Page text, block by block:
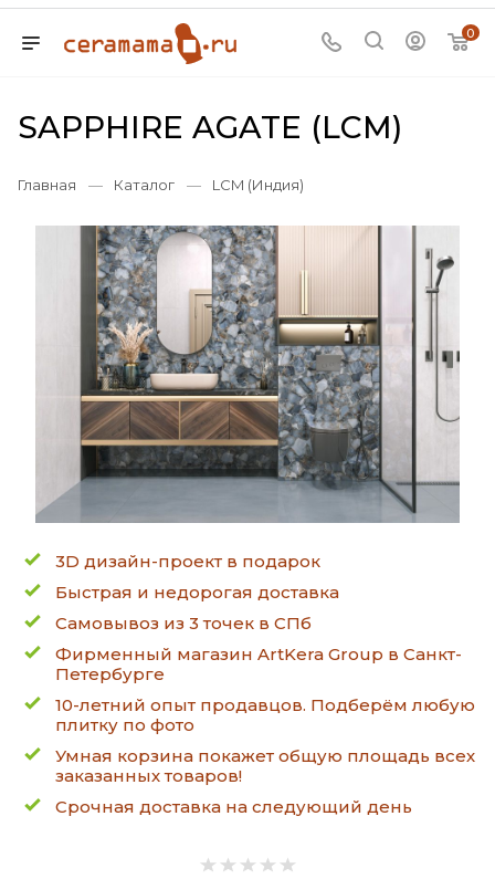
0
SAPPHIRE AGATE (LCM)
Главная — Каталог — LCM (Индия)
3D дизайн-проект в подарок
Быстрая и недорогая доставка
Самовывоз из 3 точек в СПб
Фирменный магазин ArtKera Group в Санкт-
Петербурге
10-летний опыт продавцов. Подберём любую
плитку по фото
Умная корзина покажет общую площадь всех
заказанных товаров!
Срочная доставка на следующий день